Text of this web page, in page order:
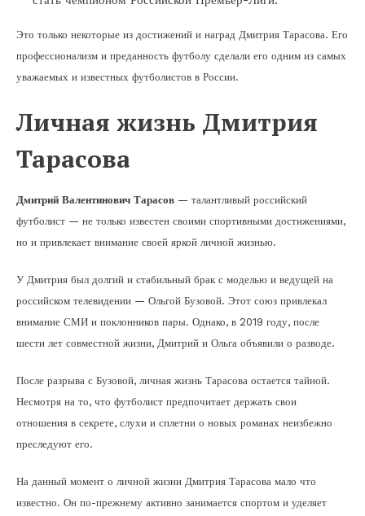
Это только некоторые из достижений и наград Дмитрия Тарасова. Его
профессионализм и преданность футболу сделали его одним из самых
уважаемых и известных футболистов в России.
Личная жизнь Дмитрия
Тарасова
Дмитрий Валентинович Тарасов — талантливый российский
футболист — не только известен своими спортивными достижениями,
но и привлекает внимание своей яркой личной жизнью.
У Дмитрия был долгий и стабильный брак с моделью и ведущей на
российском телевидении — Ольгой Бузовой. Этот союз привлекал
внимание СМИ и поклонников пары. Однако, в 2019 году, после
шести лет совместной жизни, Дмитрий и Ольга объявили о разводе.
После разрыва с Бузовой, личная жизнь Тарасова остается тайной.
Несмотря на то, что футболист предпочитает держать свои
отношения в секрете, слухи и сплетни о новых романах неизбежно
преследуют его.
На данный момент о личной жизни Дмитрия Тарасова мало что
известно. Он по-прежнему активно занимается спортом и уделяет